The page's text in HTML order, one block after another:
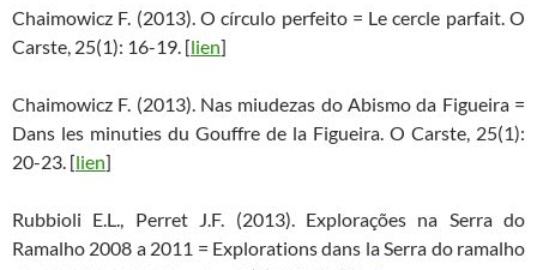
Chaimowicz F. (2013). O círculo perfeito = Le cercle parfait. O
Carste, 25(1): 16-19. [lien]
Chaimowicz F. (2013). Nas miudezas do Abismo da Figueira =
Dans les minuties du Gouffre de la Figueira. O Carste, 25(1):
20-23. [lien]
Rubbioli E.L., Perret J.F. (2013). Explorações na Serra do
Ramalho 2008 a 2011 = Explorations dans la Serra do ramalho